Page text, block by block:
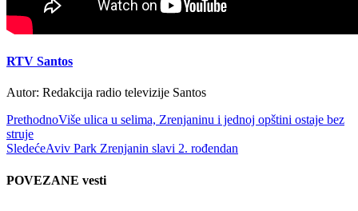
RTV Santos
Autor: Redakcija radio televizije Santos
PrethodnoViše ulica u selima, Zrenjaninu i jednoj opštini ostaje bez
struje
SledećeAviv Park Zrenjanin slavi 2. rođendan
POVEZANE vesti